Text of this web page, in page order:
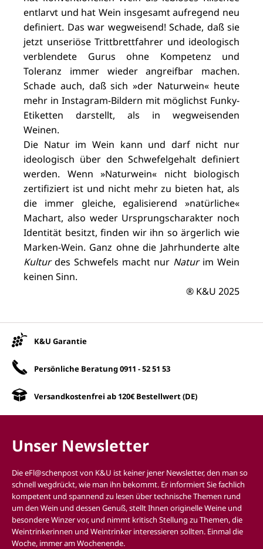
entlarvt und hat Wein insgesamt aufregend neu
definiert. Das war wegweisend! Schade, daß sie
jetzt unseriöse Trittbrettfahrer und ideologisch
verblendete Gurus ohne Kompetenz und
Toleranz immer wieder angreifbar machen.
Schade auch, daß sich »der Naturwein« heute
mehr in Instagram-Bildern mit möglichst Funky-
Etiketten darstellt, als in wegweisenden
Weinen.
Die Natur im Wein kann und darf nicht nur
ideologisch über den Schwefelgehalt definiert
werden. Wenn »Naturwein« nicht biologisch
zertifiziert ist und nicht mehr zu bieten hat, als
die immer gleiche, egalisierend »natürliche«
Machart, also weder Ursprungscharakter noch
Identität besitzt, finden wir ihn so ärgerlich wie
Marken-Wein. Ganz ohne die Jahrhunderte alte
Kulturdes Schwefels macht nur Naturim Wein
keinen Sinn.
® K&U 2025
K&U Garantie
Persönliche Beratung0911 - 52 51 53
Versandkostenfrei ab 120€ Bestellwert (DE)
Unser Newsletter
Die eFl@schenpost von K&U ist keiner jener Newsletter, den man so
schnell wegdrückt, wie man ihn bekommt. Er informiert Sie fachlich
kompetent und spannend zu lesen über technische Themen rund
um den Wein und dessen Genuß, stellt Ihnen originelle Weine und
besondere Winzer vor, und nimmt kritisch Stellung zu Themen, die
Weintrinkerinnen und Weintrinker interessieren sollten. Einmal die
Woche, immer am Wochenende.